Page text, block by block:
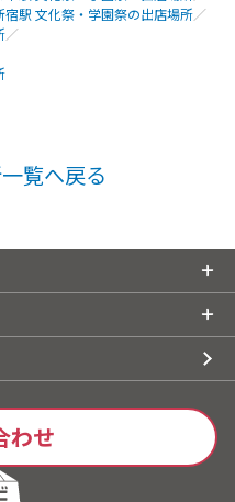
宿駅 文化祭・学園祭の出店場所／
／
覧へ戻る
わせ